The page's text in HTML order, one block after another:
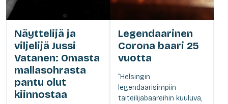
Näyttelijä ja
viljelijä Jussi
Vatanen: Omasta
mallasohrasta
pantu olut
kiinnostaa
Legendaarinen
Corona baari 25
vuotta
”Helsingin
legendaarisimpiin
taiteilijabaareihin kuuluva,